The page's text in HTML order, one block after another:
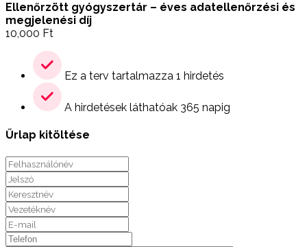
Ellenőrzött gyógyszertár – éves adatellenőrzési és
megjelenési díj
10,000 Ft
Ez a terv tartalmazza 1 hirdetés
A hirdetések láthatóak 365 napig
Űrlap kitöltése